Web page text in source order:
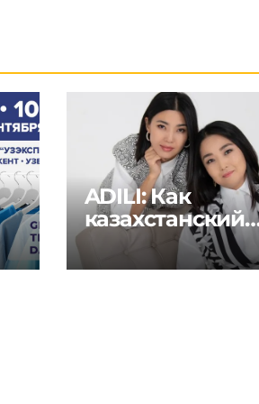
ADILI: Как
казахстанский
бренд
традиции и